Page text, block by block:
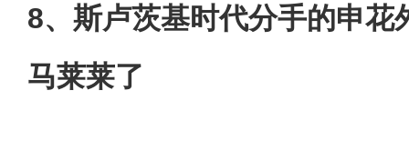
8、斯卢茨基时代分手的申花
马莱莱了